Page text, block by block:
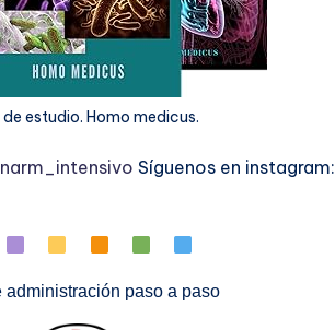
estudio. Homo medicus.
Síguenos en instagram:
administración paso a paso